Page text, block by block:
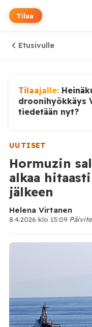
Tilaa
Etusivulle
Tilaajalle:
droonihyökkäys
tiedetään nyt?
UUTISET
Hormuzin
alkaa
jälkeen
Helena Virtanen
8.4.2026 klo 15:09·